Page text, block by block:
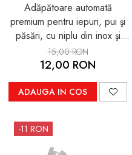
Adăpătoare automată
premium pentru iepuri, pui şi
păsări, cu niplu din inox şi
placă de fixare
15,00 RON
12,00 RON
ADAUGA IN COS
-11 RON